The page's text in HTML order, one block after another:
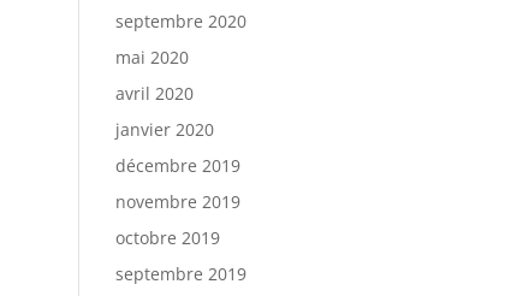
septembre 2020
mai 2020
avril 2020
janvier 2020
décembre 2019
novembre 2019
octobre 2019
septembre 2019